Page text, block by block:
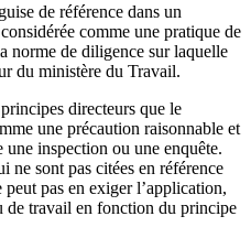
de référence dans un
comme une pratique de
norme de diligence sur laquelle
du ministère du Travail.
directeurs que le
une précaution raisonnable et
inspection ou une enquête.
ne sont pas citées en référence
pas en exiger l’application,
de travail en fonction du principe